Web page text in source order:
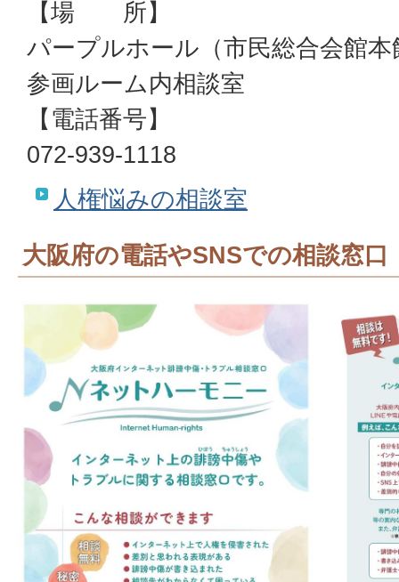
【場 所】
パープルホール（市民総合会館
参画ルーム内相談室
【電話番号】
072-939-1118
人権悩みの相談室
大阪府の電話やSNSでの相談窓口